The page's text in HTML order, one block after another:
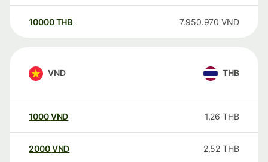
10000 THB 7.950.970 VND
VND THB
1000VND 1,26 THB
2000VND 2,52 THB